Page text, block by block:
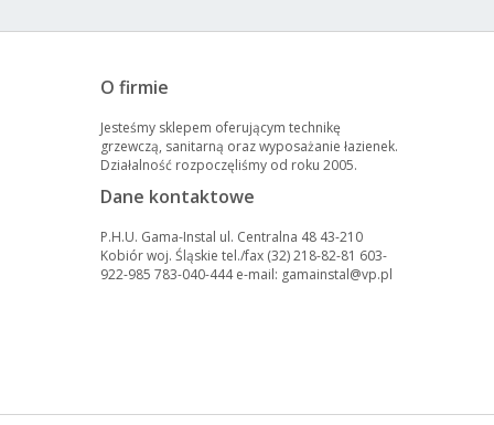
O firmie
Jesteśmy sklepem oferującym technikę
grzewczą, sanitarną oraz wyposażanie łazienek.
Działalność rozpoczęliśmy od roku 2005.
Dane kontaktowe
P.H.U. Gama-Instal ul. Centralna 48 43-210
Kobiór woj. Śląskie tel./fax (32) 218-82-81 603-
922-985 783-040-444 e-mail: gamainstal@vp.pl